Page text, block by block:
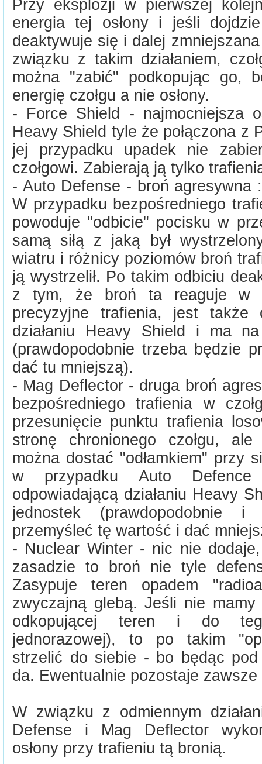
Przy eksplozji w pierwszej
energia tej osłony i jeśli
deaktywuje się i dalej
związku z takim działaniem,
można "zabić" podkopując go,
energię czołgu a nie osłony.
- Force Shield - najmocniejsza
Heavy Shield tyle że połączona z
jej przypadku upadek nie
czołgowi. Zabierają ją tylko
- Auto Defense - broń agresywna
W przypadku bezpośredniego
powoduje "odbicie" pocisku w
samą siłą z jaką był
wiatru i różnicy poziomów broń
ją wystrzelił. Po takim odbiciu
z tym, że broń ta reaguje w
precyzyjne trafienia, jest także
działaniu Heavy Shield i ma
(prawdopodobnie trzeba będzie
dać tu mniejszą).
- Mag Deflector - druga broń
bezpośredniego trafienia w
przesunięcie punktu trafienia
stronę chronionego czołgu,
można dostać "odłamkiem" przy
w przypadku Auto
odpowiadającą działaniu Heavy
jednostek (prawdopodobnie
przemyśleć tę wartość i dać
- Nuclear Winter - nic nie
zasadzie to broń nie tyle
Zasypuje teren opadem
zwyczajną glebą. Jeśli nie
odkopującej teren i do
jednorazowej), to po takim
strzelić do siebie - bo będąc
da. Ewentualnie pozostaje
W związku z odmiennym
Defense i Mag Deflector
osłony przy trafieniu tą bronią.